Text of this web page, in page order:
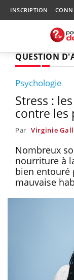
INSCRIPTION
QUESTION
Psychologie
Stress :
contre les
Par Virginie
Nombreux
nourriture à
bien entouré
mauvaise